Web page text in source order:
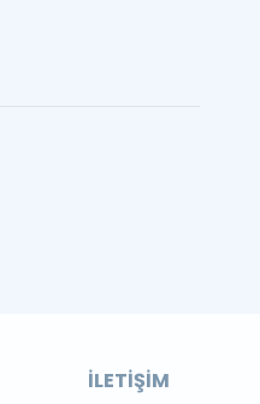
İLETIŞIM